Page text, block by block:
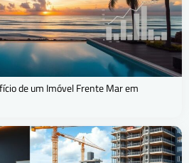
de um Imóvel Frente Mar em